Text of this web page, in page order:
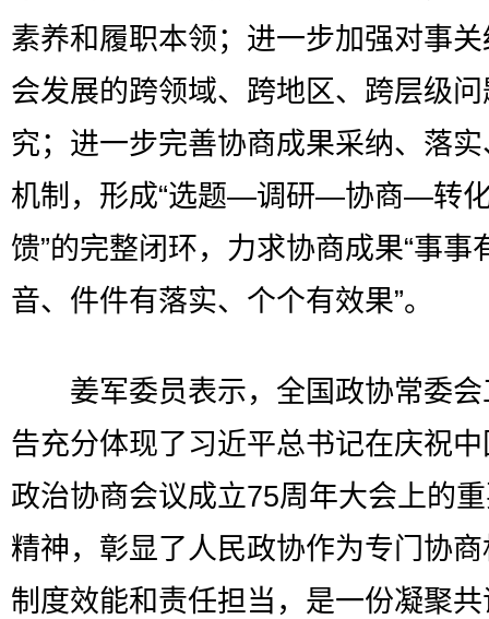
素养和履职本领；进一步加强对事
会发展的跨领域、跨地区、跨层级
究；进一步完善协商成果采纳、落
机制，形成“选题—调研—协商—转
馈”的完整闭环，力求协商成果“事事
音、件件有落实、个个有效果”。
姜军委员表示，全国政协常委会
告充分体现了习近平总书记在庆祝
政治协商会议成立75周年大会上的
精神，彰显了人民政协作为专门协
制度效能和责任担当，是一份凝聚